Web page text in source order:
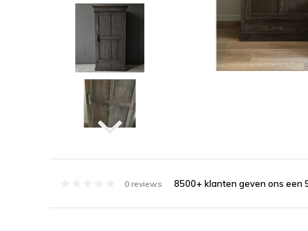
0 reviews 8500+ klanten geven ons een